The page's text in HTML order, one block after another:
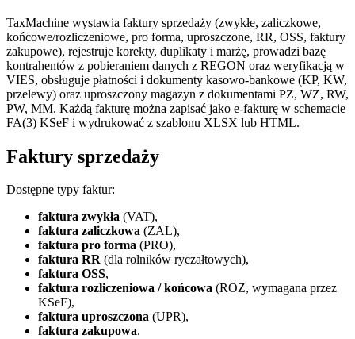
TaxMachine wystawia faktury sprzedaży (zwykłe, zaliczkowe,
końcowe/rozliczeniowe, pro forma, uproszczone, RR, OSS, faktury
zakupowe), rejestruje korekty, duplikaty i marżę, prowadzi bazę
kontrahentów z pobieraniem danych z REGON oraz weryfikacją w
VIES, obsługuje płatności i dokumenty kasowo-bankowe (KP, KW,
przelewy) oraz uproszczony magazyn z dokumentami PZ, WZ, RW,
PW, MM. Każdą fakturę można zapisać jako e-fakturę w schemacie
FA(3) KSeF i wydrukować z szablonu XLSX lub HTML.
Faktury sprzedaży
Dostępne typy faktur:
faktura zwykła (VAT),
faktura zaliczkowa (ZAL),
faktura pro forma (PRO),
faktura RR (dla rolników ryczałtowych),
faktura OSS,
faktura rozliczeniowa / końcowa (ROZ, wymagana przez
KSeF),
faktura uproszczona (UPR),
faktura zakupowa.